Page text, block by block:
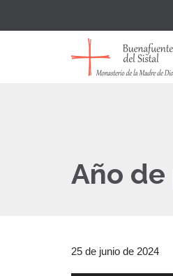
Año
25 de junio de 2024